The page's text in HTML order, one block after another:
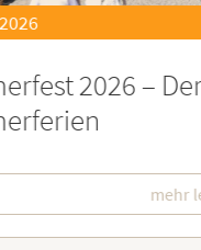
21.07.2026
zu